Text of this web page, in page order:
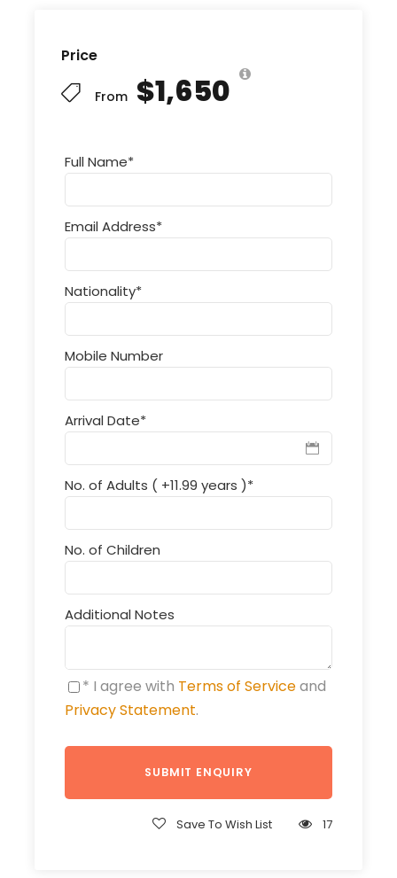
Price
From $1,650
Full Name*
Email Address*
Nationality*
Mobile Number
Arrival Date*
No. of Adults ( +11.99 years )*
No. of Children
Additional Notes
* I agree with Terms of Serviceand
Privacy Statement.
Save To Wish List 17